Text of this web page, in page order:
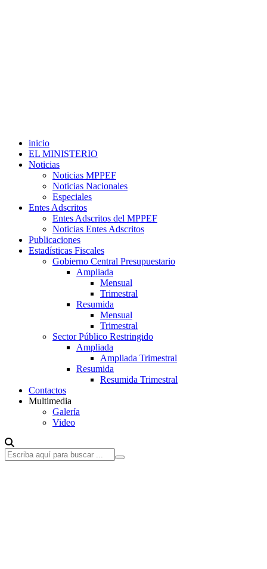
inicio
EL MINISTERIO
Noticias
Noticias MPPEF
Noticias Nacionales
Especiales
Entes Adscritos
Entes Adscritos del MPPEF
Noticias Entes Adscritos
Publicaciones
Estadísticas Fiscales
Gobierno Central Presupuestario
Ampliada
Mensual
Trimestral
Resumida
Mensual
Trimestral
Sector Público Restringido
Ampliada
Ampliada Trimestral
Resumida
Resumida Trimestral
Contactos
Multimedia
Galería
Video